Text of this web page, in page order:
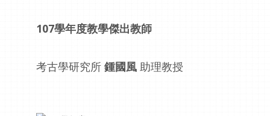
107學年度教學傑出教師
考古學研究所 鍾國風 助理教授